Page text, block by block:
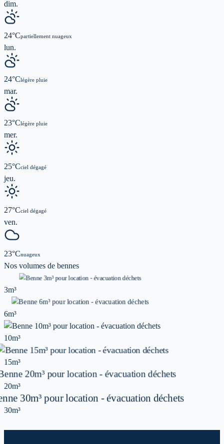
dim.
24°Cpartiellement nuageux
lun.
24°Clégère pluie
mar.
23°Clégère pluie
mer.
25°Cciel dégagé
jeu.
27°Cciel dégagé
ven.
23°Cnuageux
Nos volumes de bennes
3m³
6m³
10m³
15m³
20m³
30m³